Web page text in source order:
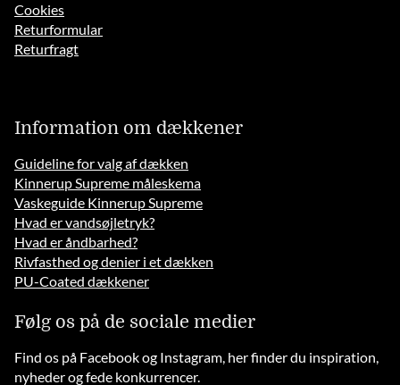
Cookies
Returformular
Returfragt
Information om dækkener
Guideline for valg af dækken
Kinnerup Supreme måleskema
Vaskeguide Kinnerup Supreme
Hvad er vandsøjletryk?
Hvad er åndbarhed?
Rivfasthed og denier i et dækken
PU-Coated dækkener
Følg os på de sociale medier
Find os på Facebook og Instagram, her finder du inspiration,
nyheder og fede konkurrencer.